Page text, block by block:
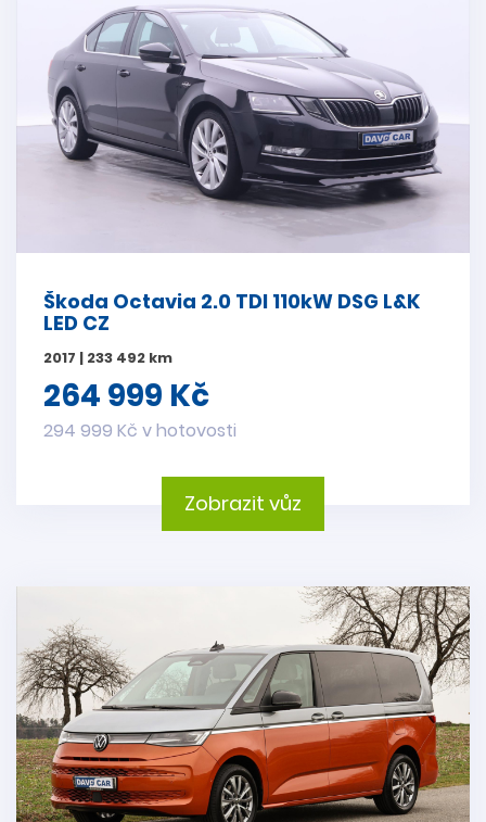
Škoda Octavia 2.0 TDI 110kW DSG L&K
LED CZ
2017 | 233 492 km
264 999 Kč
294 999 Kč v hotovosti
Zobrazit vůz